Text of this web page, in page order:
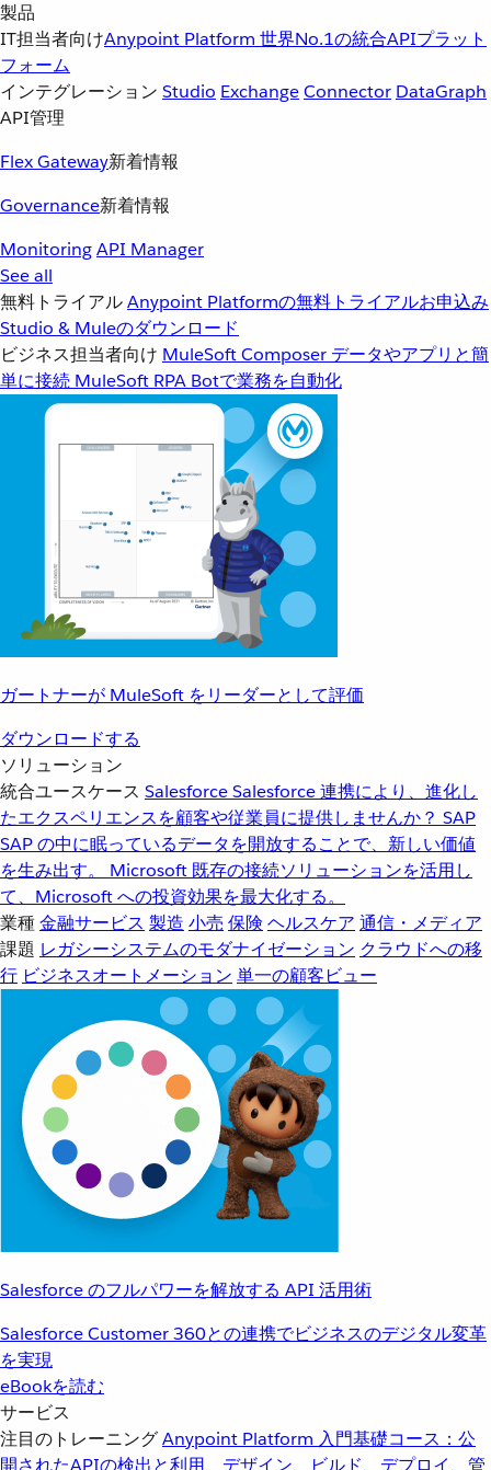
製品
IT担当者向けAnypoint Platform 世界No.1の統合APIプラット
フォーム
インテグレーション Studio ExchangeConnector DataGraph
API管理
Flex Gateway新着情報
Governance新着情報
MonitoringAPI Manager
See all
無料トライアルAnypoint Platformの無料トライアルお申込み
Studio & Muleのダウンロード
ビジネス担当者向け MuleSoft Composer データやアプリと簡
単に接続 MuleSoft RPA Botで業務を自動化
ガートナーが MuleSoft をリーダーとして評価
ダウンロードする
ソリューション
統合ユースケース SalesforceSalesforce 連携により、進化し
たエクスペリエンスを顧客や従業員に提供しませんか？ SAP
SAP の中に眠っているデータを開放することで、新しい価値
を生み出す。
Microsoft 既存の接続ソリューションを活用し
て、Microsoft への投資効果を最大化する。
業種金融サービス 製造 小売 保険 ヘルスケア 通信・メディア
課題 レガシーシステムのモダナイゼーション クラウドへの移
行 ビジネスオートメーション 単一の顧客ビュー
Salesforce のフルパワーを解放する API 活用術
Salesforce Customer 360との連携でビジネスのデジタル変革
を実現
eBookを読む
サービス
注目のトレーニングAnypoint Platform 入門基礎コース：公
開されたAPIの検出と利用、デザイン、ビルド、デプロイ、管